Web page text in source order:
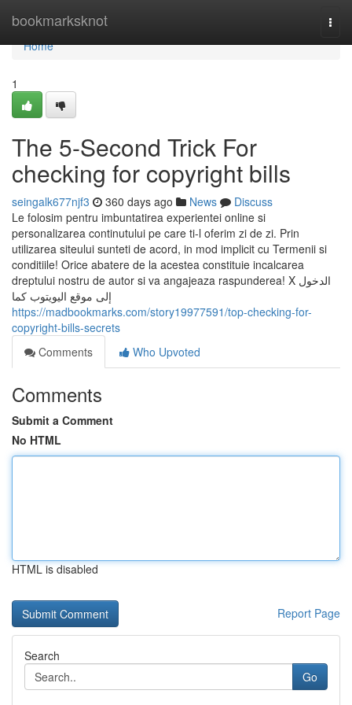
bookmarksknot
Home
Home
1
The 5-Second Trick For
checking for copyright bills
seingalk677njf3 360 days ago News
Discuss
Le folosim pentru imbuntatirea experientei online si
personalizarea continutului pe care ti-l oferim zi de zi. Prin
utilizarea siteului sunteti de acord, in mod implicit cu Termenii si
conditiile! Orice abatere de la acestea constituie incalcarea
dreptului nostru de autor si va angajeaza raspunderea! X الدخول
إلى موقع اليويتوب كما
https://madbookmarks.com/story19977591/top-checking-for-
copyright-bills-secrets
Comments
Who Upvoted
Comments
Submit a Comment
No HTML
HTML is disabled
Report Page
Search
Go